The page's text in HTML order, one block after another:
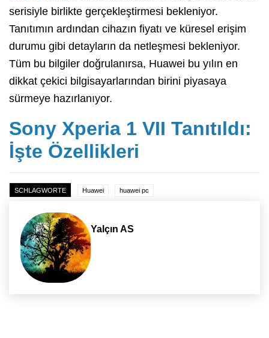
serisiyle birlikte gerçekleştirmesi bekleniyor.
Tanıtımın ardından cihazın fiyatı ve küresel erişim
durumu gibi detayların da netleşmesi bekleniyor.
Tüm bu bilgiler doğrulanırsa, Huawei bu yılın en
dikkat çekici bilgisayarlarından birini piyasaya
sürmeye hazırlanıyor.
Sony Xperia 1 VII Tanıtıldı:
İşte Özellikleri
SCHLAGWORTE Huawei huawei pc
Yalçın AS